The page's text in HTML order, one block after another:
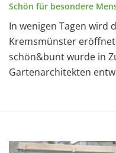
Schön für besondere
In wenigen Tagen wird
Kremsmünster
schön&bunt wurde in
Gartenarchitekten